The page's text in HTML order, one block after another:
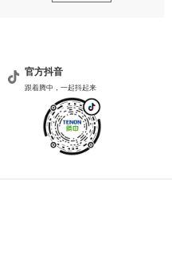
官方抖音
跟着腾中，一起抖起来